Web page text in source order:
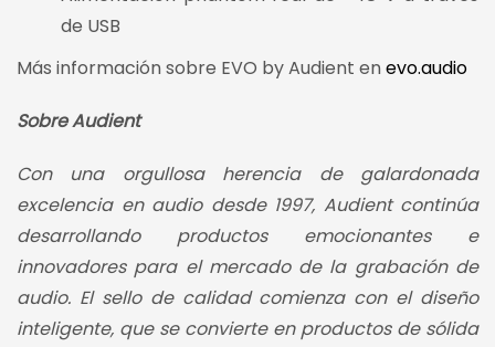
de USB
Más información sobre EVO by Audient enevo.audio
Sobre Audient
Con una orgullosa herencia de galardonada
excelencia en audio desde 1997, Audient continúa
desarrollando productos emocionantes e
innovadores para el mercado de la grabación de
audio. El sello de calidad comienza con el diseño
inteligente, que se convierte en productos de sólida